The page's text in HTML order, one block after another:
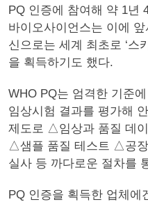
PQ 인증에 참여해 약 1년
바이오사이언스는 이에
신으로는 세계 최초로 ‘스
을 획득하기도 했다.
WHO PQ는 엄격한 기준
임상시험 결과를 평가해
제도로 △임상과 품질 데
△샘플 품질 테스트 △공
실사 등 까다로운 절차를
PQ 인증을 획득한 업체에